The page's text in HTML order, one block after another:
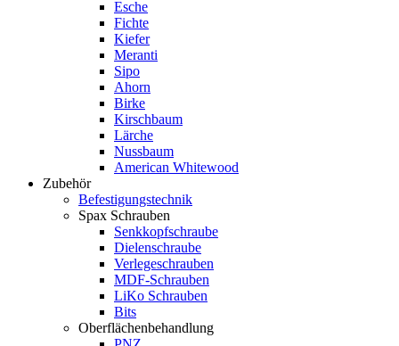
Esche
Fichte
Kiefer
Meranti
Sipo
Ahorn
Birke
Kirschbaum
Lärche
Nussbaum
American Whitewood
Zubehör
Befestigungstechnik
Spax Schrauben
Senkkopfschraube
Dielenschraube
Verlegeschrauben
MDF-Schrauben
LiKo Schrauben
Bits
Oberflächenbehandlung